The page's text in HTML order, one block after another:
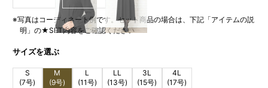
※写真はコーディネート例です。セット商品の場合は、下記「アイテムの説
明」の★SET内容をご確認ください
サイズを選ぶ
S
(7号)
M
(9号)
L
(11号)
LL
(13号)
3L
(15号)
4L
(17号)